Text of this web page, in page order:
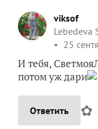
viksof
Lebedeva
25
И тебя,
потом уж дари
Ответить ✿